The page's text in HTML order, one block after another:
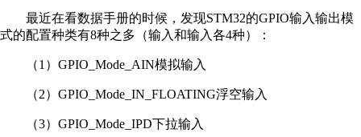
最近在看数据手册的时候，发现STM32的GPIO输入输出模
式的配置种类有8种之多（输入和输入各4种）：
（1）GPIO_Mode_AIN模拟输入
（2）GPIO_Mode_IN_FLOATING浮空输入
（3）GPIO_Mode_IPD下拉输入